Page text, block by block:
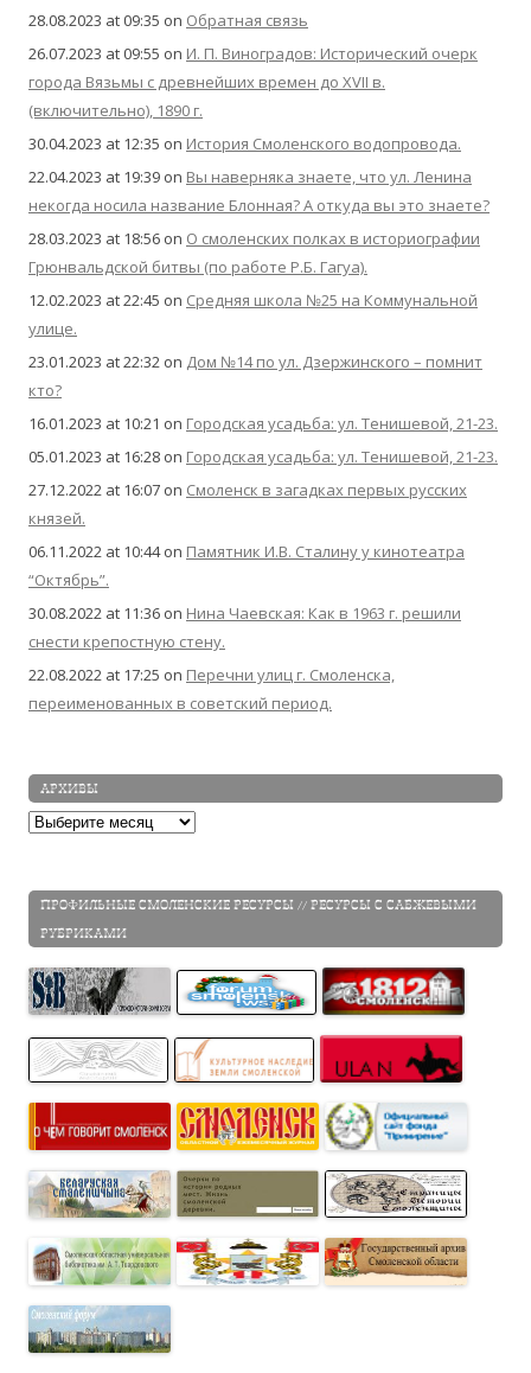
28.08.2023 at 09:35 on Обратная связь
26.07.2023 at 09:55 on И. П. Виноградов: Исторический очерк
города Вязьмы с древнейших времен до XVII в.
(включительно), 1890 г.
30.04.2023 at 12:35 on История Смоленского водопровода.
22.04.2023 at 19:39 on Вы наверняка знаете, что ул. Ленина
некогда носила название Блонная? А откуда вы это знаете?
28.03.2023 at 18:56 on О смоленских полках в историографии
Грюнвальдской битвы (по работе Р.Б. Гагуа).
12.02.2023 at 22:45 on Средняя школа №25 на Коммунальной
улице.
23.01.2023 at 22:32 on Дом №14 по ул. Дзержинского – помнит
кто?
16.01.2023 at 10:21 on Городская усадьба: ул. Тенишевой, 21-23.
05.01.2023 at 16:28 on Городская усадьба: ул. Тенишевой, 21-23.
27.12.2022 at 16:07 on Смоленск в загадках первых русских
князей.
06.11.2022 at 10:44on Памятник И.В. Сталину у кинотеатра
“Октябрь”.
30.08.2022 at 11:36 on Нина Чаевская: Как в 1963 г. решили
снести крепостную стену.
22.08.2022 at 17:25 on Перечни улиц г. Смоленска,
переименованных в советский период.
АРХИВЫ
Архивы
ПРОФИЛЬНЫЕ СМОЛЕНСКИЕ РЕСУРСЫ // РЕСУРСЫ С САБЖЕВЫМИ
РУБРИКАМИ